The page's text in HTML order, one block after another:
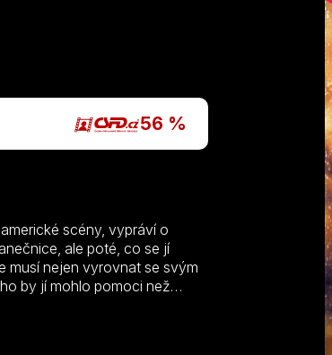
56 %
scény, vypráví o
ale poté, co se jí
musí nejen vyrovnat se svým
by jí mohlo pomoci než
Hoffman) a pak ji čeká